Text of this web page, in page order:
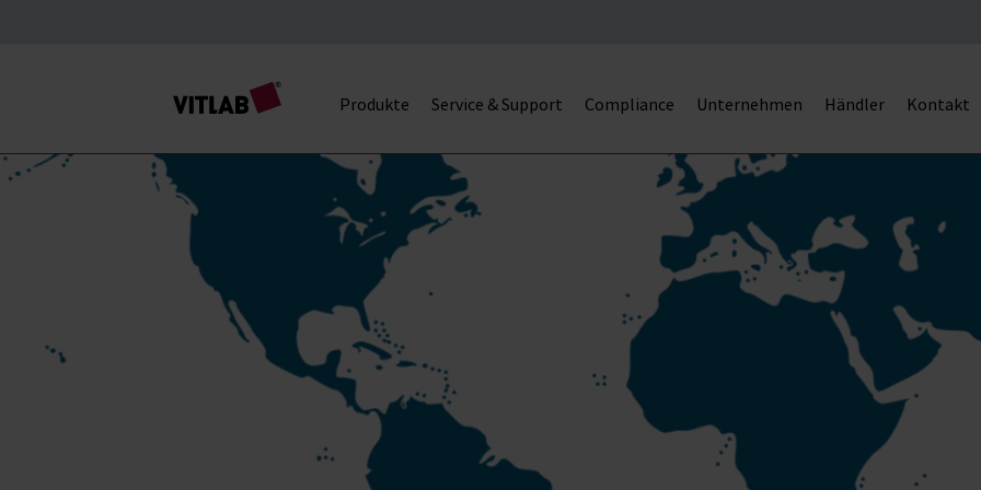
Produkte Service & Support Compliance Unternehmen Händler Kontakt